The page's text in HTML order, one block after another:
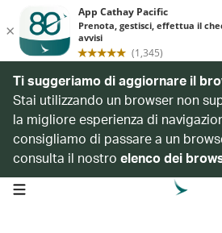
Ti suggeriamo di aggiornare il
Stai utilizzando un browser non
la migliore esperienza di
consigliamo di passare a un
consulta il nostro elenco dei
open navigation menu